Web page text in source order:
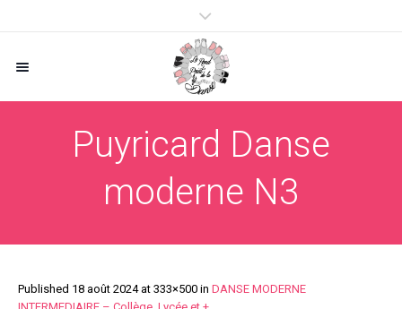
Puyricard Danse
moderne N3
Published 18 août 2024at 333×500 in DANSE MODERNE